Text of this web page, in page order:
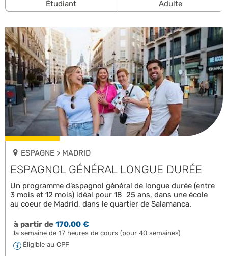
Étudiant Adulte
ESPAGNE > MADRID
ESPAGNOL GÉNÉRAL LONGUE DURÉE
Un programme d’espagnol général de longue durée (entre
3 mois et 12 mois) idéal pour 18–25 ans, dans une école
au coeur de Madrid, dans le quartier de Salamanca.
à partir de170,00 €
la semaine de 17 heures de cours (pour 40 semaines)
Éligible au CPF